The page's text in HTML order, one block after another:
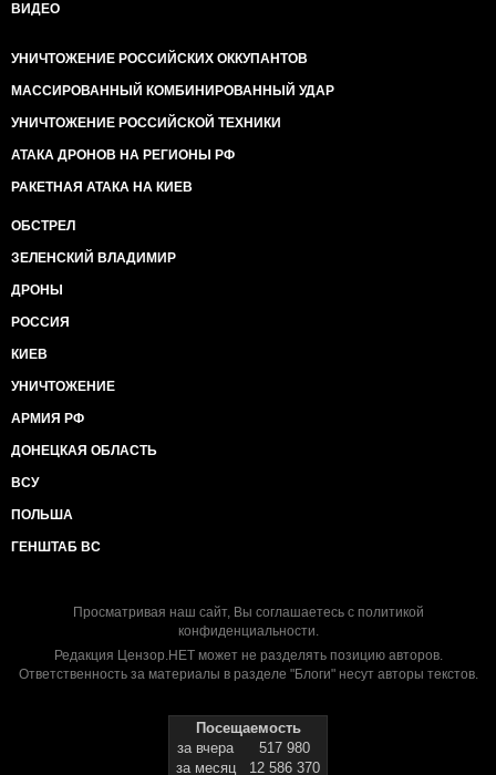
ВИДЕО
УНИЧТОЖЕНИЕ РОССИЙСКИХ ОККУПАНТОВ
МАССИРОВАННЫЙ КОМБИНИРОВАННЫЙ УДАР
УНИЧТОЖЕНИЕ РОССИЙСКОЙ ТЕХНИКИ
АТАКА ДРОНОВ НА РЕГИОНЫ РФ
РАКЕТНАЯ АТАКА НА КИЕВ
ОБСТРЕЛ
ЗЕЛЕНСКИЙ ВЛАДИМИР
ДРОНЫ
РОССИЯ
КИЕВ
УНИЧТОЖЕНИЕ
АРМИЯ РФ
ДОНЕЦКАЯ ОБЛАСТЬ
ВСУ
ПОЛЬША
ГЕНШТАБ ВС
Просматривая наш сайт, Вы соглашаетесь с политикой
конфиденциальности.
Редакция Цензор.НЕТ может не разделять позицию авторов.
Ответственность за материалы в разделе "Блоги" несут авторы текстов.
Посещаемость
за вчера
517 980
за месяц
12 586 370